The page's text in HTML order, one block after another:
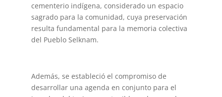
cementerio indígena, considerado un espacio
sagrado para la comunidad, cuya preservación
resulta fundamental para la memoria colectiva
del Pueblo Selknam.
Además, se estableció el compromiso de
desarrollar una agenda en conjunto para el